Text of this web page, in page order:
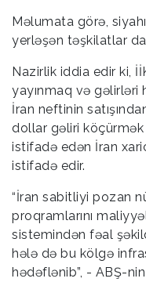
Məlumata görə,
yerləşən təşkilatlar
Nazirlik iddia edir ki,
yayınmaq və
İran neftinin
dollar gəliri
istifadə edən İran
istifadə edir.
“İran sabitliyi pozan
proqramlarını
sistemindən fəal
hələ də bu kölgə
hədəflənib”, - ABŞ-